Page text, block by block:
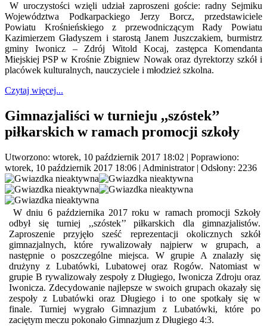
W uroczystości wzięli udział zaproszeni goście: radny Sejmiku
Województwa Podkarpackiego Jerzy Borcz, przedstawiciele
Powiatu Krośnieńskiego z przewodniczącym Rady Powiatu
Kazimierzem Gładyszem i starostą Janem Juszczakiem, burmistrz
gminy Iwonicz – Zdrój Witold Kocaj, zastępca Komendanta
Miejskiej PSP w Krośnie Zbigniew Nowak oraz dyrektorzy szkół i
placówek kulturalnych, nauczyciele i młodzież szkolna.
Czytaj więcej...
Gimnazjaliści w turnieju ,,szóstek’’
piłkarskich w ramach promocji szkoły
Utworzono: wtorek, 10 październik 2017 18:02 | Poprawiono:
wtorek, 10 październik 2017 18:06 | Administrator| Odsłony: 2236
W dniu 6 października 2017 roku w ramach promocji Szkoły
odbył się turniej ,,szóstek’’ piłkarskich dla gimnazjalistów.
Zaproszenie przyjęło sześć reprezentacji okolicznych szkół
gimnazjalnych, które rywalizowały najpierw w grupach, a
następnie o poszczególne miejsca. W grupie A znalazły się
drużyny z Lubatówki, Lubatowej oraz Rogów. Natomiast w
grupie B rywalizowały zespoły z Długiego, Iwonicza Zdroju oraz
Iwonicza. Zdecydowanie najlepsze w swoich grupach okazały się
zespoły z Lubatówki oraz Długiego i to one spotkały się w
finale. Turniej wygrało Gimnazjum z Lubatówki, które po
zaciętym meczu pokonało Gimnazjum z Długiego 4:3.